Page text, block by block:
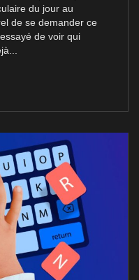
du jour au
de se demander ce
de voir qui